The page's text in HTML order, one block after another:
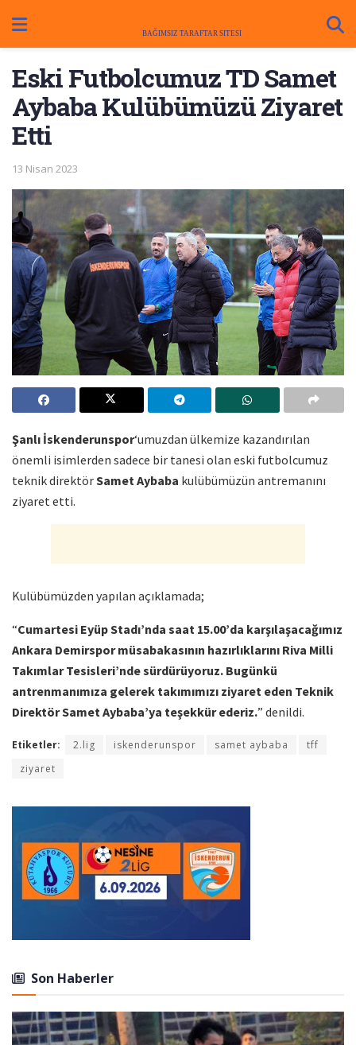
Eski Futbolcumuz TD Samet
Aybaba Kulübümüzü Ziyaret
Etti
13 Nisan 2023
Şanlı İskenderunspor‘umuzdan ülkemize kazandırılan
önemli isimlerden sadece bir tanesi olan eski futbolcumuz
teknik direktörSamet Aybaba kulübümüzün antremanını
ziyaret etti.
Kulübümüzden yapılan açıklamada;
“Cumartesi Eyüp Stadı’nda saat 15.00’da karşılaşacağımız
Ankara Demirspor müsabakasının hazırlıklarını Riva Milli
Takımlar Tesisleri’nde sürdürüyoruz. Bugünkü
antrenmanımıza gelerek takımımızı ziyaret eden Teknik
Direktör Samet Aybaba’ya teşekkür ederiz.” denildi.
Etiketler: 2.lig iskenderunspor samet aybaba
tff
ziyaret
Son Haberler